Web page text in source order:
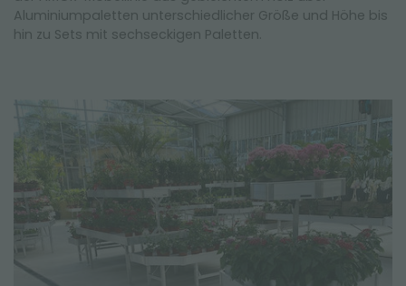
Aluminiumpaletten unterschiedlicher Größe und Höhe bis
hin zu Sets mit sechseckigen Paletten.